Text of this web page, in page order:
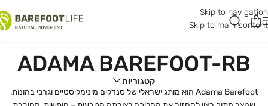
Skip to navigation
Skip to main content
ADAMA BAREFOOT-RB
קטגוריות
Adama Barefoot הוא מותג ישראלי של סנדלים מינימליסטיים וגרבי בהונות,